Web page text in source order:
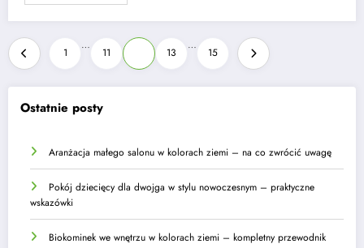
Ostatnie posty
Aranżacja małego salonu w kolorach ziemi – na co zwrócić uwagę
Pokój dziecięcy dla dwojga w stylu nowoczesnym – praktyczne
wskazówki
Biokominek we wnętrzu w kolorach ziemi – kompletny przewodnik
Stronicowanie
wpisów
1
…
11 13
…
15